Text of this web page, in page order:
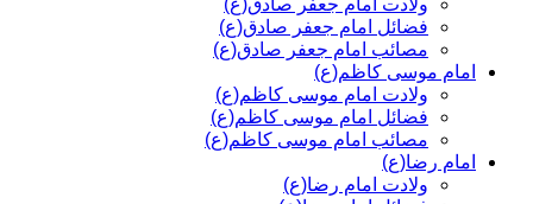
فضائل امام جعفر صادق(ع)
مصائب امام جعفر صادق(ع)
امام موسی کاظم(ع)
ولادت امام موسی کاظم(ع)
فضائل امام موسی کاظم(ع)
مصائب امام موسی کاظم(ع)
امام رضا(ع)
ولادت امام رضا(ع)